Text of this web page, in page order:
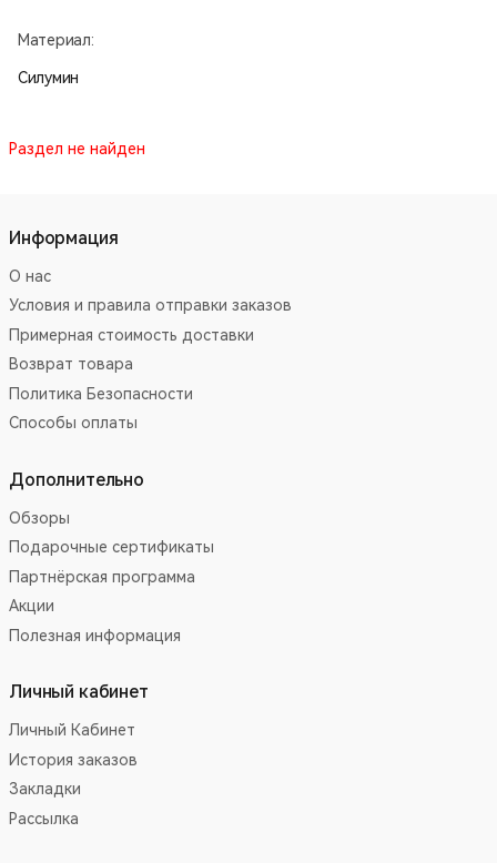
Материал:
Силумин
Раздел не найден
Информация
О нас
Условия и правила отправки заказов
Примерная стоимость доставки
Возврат товара
Политика Безопасности
Способы оплаты
Дополнительно
Обзоры
Подарочные сертификаты
Партнёрская программа
Акции
Полезная информация
Личный кабинет
Личный Кабинет
История заказов
Закладки
Рассылка